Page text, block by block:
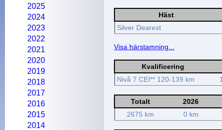
Häst
Silver Dearest
Visa härstamning...
Kvalificering
Nivå 7 CEI** 120-139 km
Totalt
2026
2675 km
0 km
2025
2024
2023
2022
2021
2020
2019
2018
2017
2016
2015
2014